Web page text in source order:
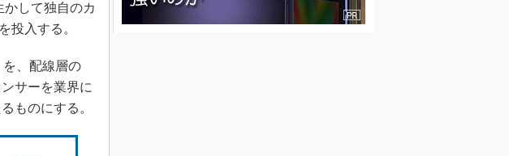
して独自のカ
投入する。
、配線層の
サーを業界に
ものにする。